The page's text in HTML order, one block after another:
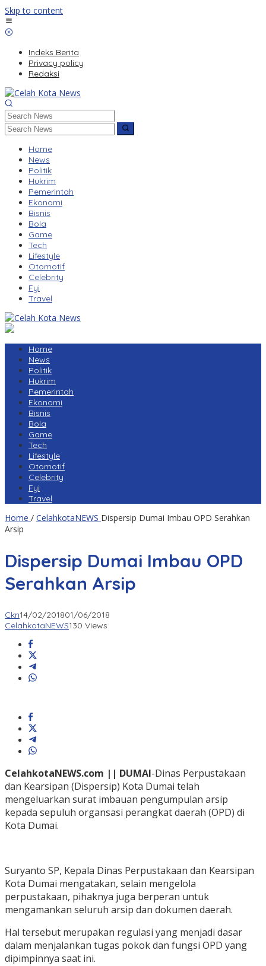
Skip to content
Indeks Berita
Privacy policy
Redaksi
Home
News
Politik
Hukrim
Pemerintah
Ekonomi
Bisnis
Bola
Game
Tech
Lifestyle
Otomotif
Celebrity
Fyi
Travel
Home
News
Politik
Hukrim
Pemerintah
Ekonomi
Bisnis
Bola
Game
Tech
Lifestyle
Otomotif
Celebrity
Fyi
Travel
Home / CelahkotaNEWS Dispersip Dumai Imbau OPD Serahkan
Arsip
Dispersip Dumai Imbau OPD
Serahkan Arsip
Ckn14/02/201801/06/2018
CelahkotaNEWS130 Views
CelahkotaNEWS.com || DUMAI-Dinas Perpustakaan
dan Kearsipan (Dispersip) Kota Dumai telah
mengeluarkan surat imbauan pengumpulan arsip
kepada sepuluh organsasi perangkat daerah (OPD) di
Kota Dumai.
Suryanto SP, Kepala Dinas Perpustakaan dan Kearsipan
Kota Dumai mengatakan, selain mengelola
perpustakaan, pihaknya juga berperan untuk
mengamankan seluruh arsip dan dokumen daerah.
Hal tersebut merupakan regulasi yang menjadi dasar
dalam menjalankan tugas pokok dan fungsi OPD yang
dipimpinnya saat ini.